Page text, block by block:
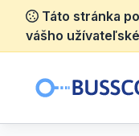
Táto stránka
vášho